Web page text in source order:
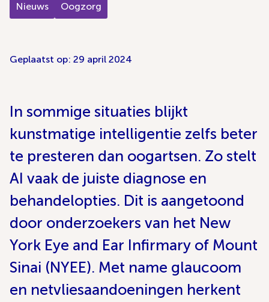
Nieuws Oogzorg
Geplaatst op: 29 april 2024
In sommige situaties blijkt
kunstmatige intelligentie zelfs beter
te presteren dan oogartsen. Zo stelt
AI vaak de juiste diagnose en
behandelopties. Dit is aangetoond
door onderzoekers van het New
York Eye and Ear Infirmary of Mount
Sinai (NYEE). Met name glaucoom
en netvliesaandoeningen herkent